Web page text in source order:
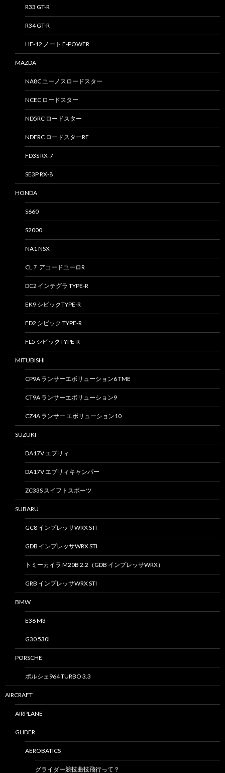
R33 GT-R
R34 GT-R
HE-12 ノート E-POWER
MAZDA
NA8C ユーノスロードスター
NCEC ロードスター
ND5RC ロードスター
NDERC ロードスターRF
FD3S RX-7
SE3P RX-8
HONDA
S660
S2000
NA1 NSX
CL７ アコードユーロR
DC2 インテグラ TYPE-R
EK9 シビックTYPE-R
FD2 シビック TYPE-R
FL5 シビックTYPE-R
MITUBISHI
CP9A ランサーエボリューション6 TME
CT9A ランサーエボリューション9
CZ4A ランサー エボリューション10
SUZUKI
DA17V エブリィ
DA17V エブリィキャンパー
ZC33S スイフトスポーツ
SUBARU
GC8 インプレッサWRX STI
GDB インプレッサWRX STI
トミーカイラ M20B 2.2（GDB インプレッサWRX）
GRB インプレッサWRX STI
BMW
E36 M3
G30 530I
PORSCHE
ポルシェ964 TURBO 3.3
AIRCRAFT
AIRPLANE
GLIDER
AEROBATICS
グライダー競技曲技飛行って？